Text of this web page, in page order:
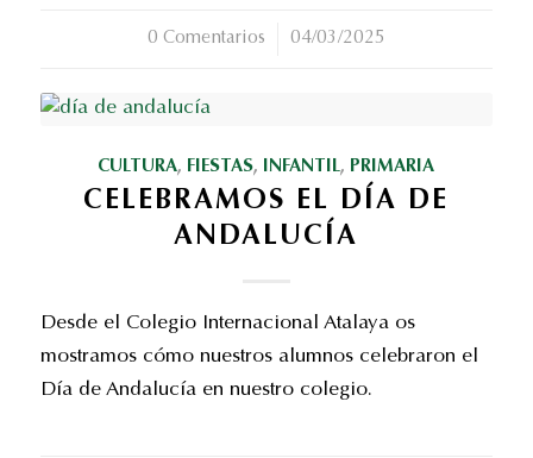
0 Comentarios
/ 04/03/2025
CULTURA, FIESTAS, INFANTIL, PRIMARIA
CELEBRAMOS EL DÍA DE
ANDALUCÍA
Desde el Colegio Internacional Atalaya os
mostramos cómo nuestros alumnos celebraron el
Día de Andalucía en nuestro colegio.